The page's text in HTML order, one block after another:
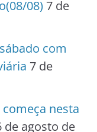
08) 7 de
com
7 de
nesta
de agosto de